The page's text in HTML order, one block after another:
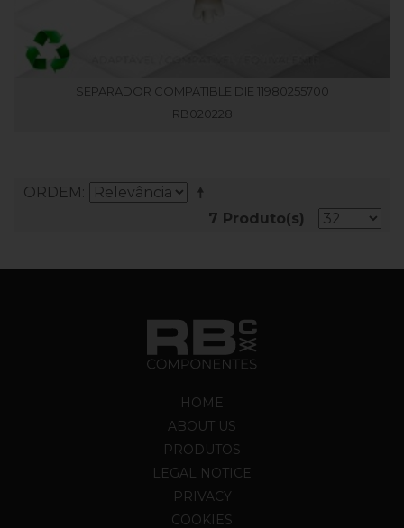
SEPARADOR COMPATIBLE DIE 11980255700
RB020228
ORDEM
7 Produto(s)
HOME
ABOUT US
PRODUTOS
LEGAL NOTICE
PRIVACY
COOKIES